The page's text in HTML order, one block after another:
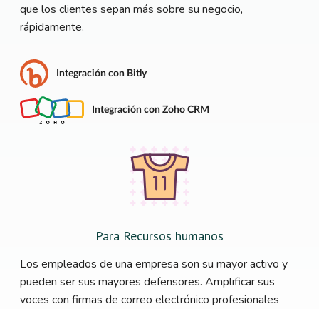
que los clientes sepan más sobre su negocio,
rápidamente.
Integración con Bitly
Integración con Zoho CRM
Para Recursos humanos
Los empleados de una empresa son su mayor activo y
pueden ser sus mayores defensores. Amplificar sus
voces con firmas de correo electrónico profesionales